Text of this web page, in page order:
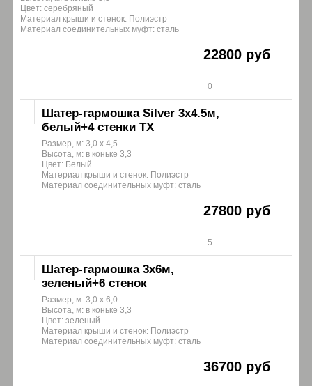
Цвет: серебряный
Материал крыши и стенок: Полиэстр
Материал соединительных муфт: сталь
22800 руб
0
Шатер-гармошка Silver 3х4.5м,
белый+4 стенки ТХ
Размер, м: 3,0 х 4,5
Высота, м: в коньке 3,3
Цвет: Белый
Материал крыши и стенок: Полиэстр
Материал соединительных муфт: сталь
27800 руб
5
Шатер-гармошка 3х6м,
зеленый+6 стенок
Размер, м: 3,0 х 6,0
Высота, м: в коньке 3,3
Цвет: зеленый
Материал крыши и стенок: Полиэстр
Материал соединительных муфт: сталь
36700 руб